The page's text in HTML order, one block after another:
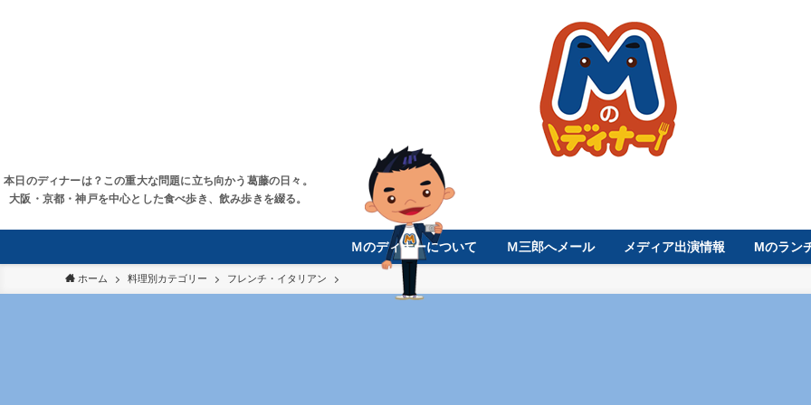
本日のディナーは？この重大な問題に立ち向かう葛藤の日々。
大阪・京都・神戸を中心とした食べ歩き、飲み歩きを綴る。
Ｍのディナーについて Ｍ三郎へメール メディア出演情報 Mのラン
ホーム 料理別カテゴリー フレンチ・イタリアン